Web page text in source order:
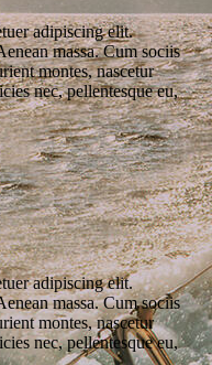
adipiscing elit.
massa. Cum sociis
montes, nascetur
nec, pellentesque eu,
adipiscing elit.
massa. Cum sociis
montes, nascetur
nec, pellentesque eu,